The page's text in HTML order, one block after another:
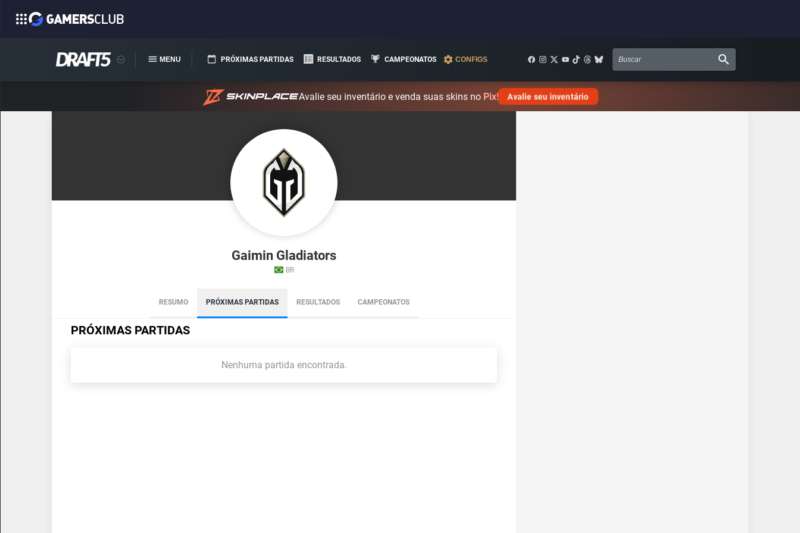
MENU PRÓXIMAS PARTIDAS RESULTADOS CAMPEONATOS CONFIGS
Avalie seu inventário e venda suas skins no Pix! Avalie seu inventário
Gaimin Gladiators
BR
RESUMO PRÓXIMAS PARTIDAS RESULTADOS CAMPEONATOS
PRÓXIMAS PARTIDAS
Nenhuma partida encontrada.